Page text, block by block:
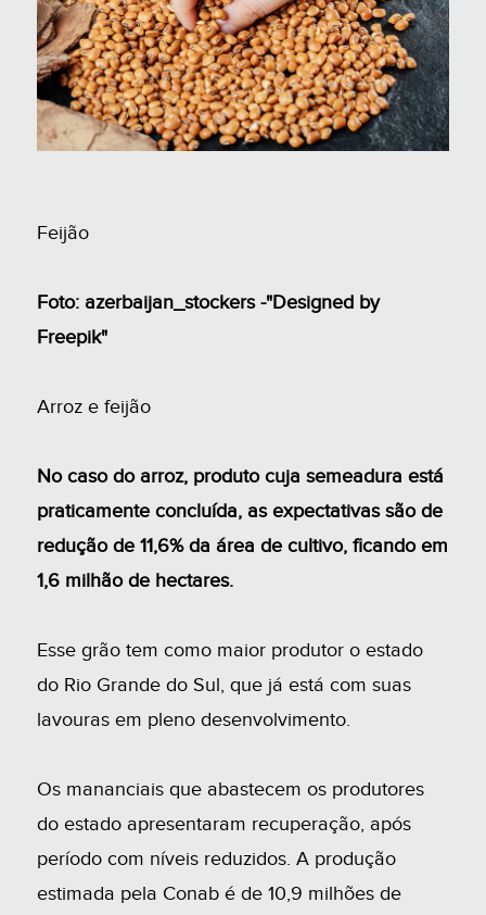
Feijão
Foto: azerbaijan_stockers -"Designed by
Freepik"
Arroz e feijão
No caso do arroz, produto cuja semeadura está
praticamente concluída, as expectativas são de
redução de 11,6% da área de cultivo, ficando em
1,6 milhão de hectares.
Esse grão tem como maior produtor o estado
do Rio Grande do Sul, que já está com suas
lavouras em pleno desenvolvimento.
Os mananciais que abastecem os produtores
do estado apresentaram recuperação, após
período com níveis reduzidos. A produção
estimada pela Conab é de 10,9 milhões de